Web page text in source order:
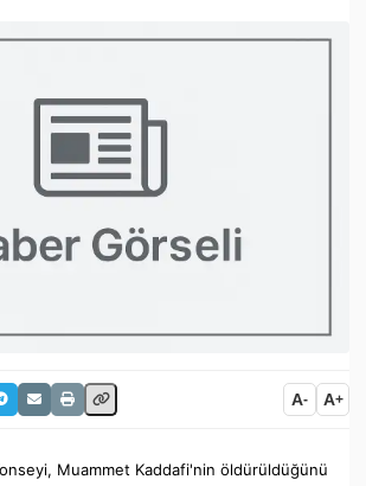
A- A+
Muammet Kaddafi'nin öldürüldüğünü